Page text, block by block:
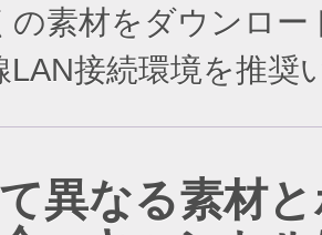
の素材をダウンロ
LAN接続環境を推奨
異なる素材